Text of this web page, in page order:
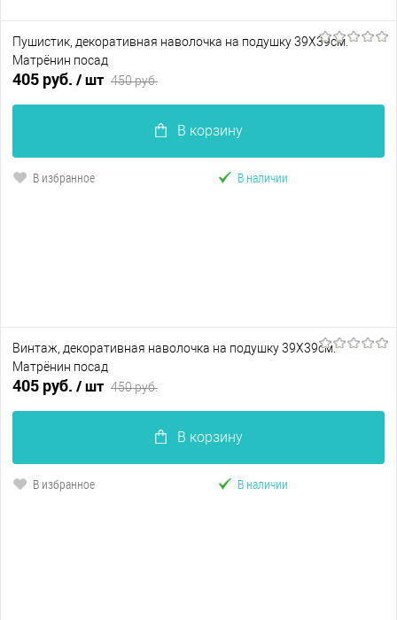
Пушистик, декоративная наволочка на подушку 39Х39см.
Матрёнин посад
405 руб. / шт 450 руб.
В корзину
В избранное В наличии
Винтаж, декоративная наволочка на подушку 39Х39см.
Матрёнин посад
405 руб. / шт 450 руб.
В корзину
В избранное В наличии